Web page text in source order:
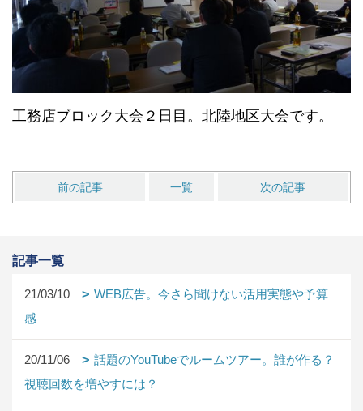
工務店ブロック大会２日目。北陸地区大会です。
前の記事 一覧 次の記事
記事一覧
21/03/10
WEB広告。今さら聞けない活用実態や予算
感
20/11/06
話題のYouTubeでルームツアー。誰が作る？
視聴回数を増やすには？